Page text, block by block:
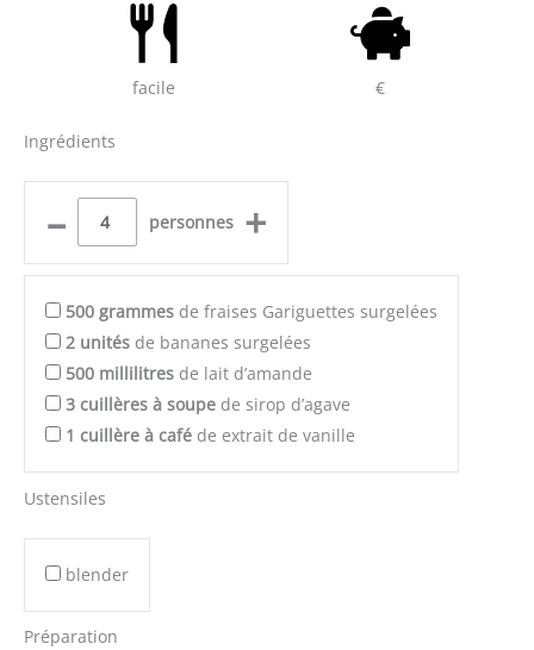
facile €
Ingrédients
– personnes +
500 grammes de fraises Gariguettes surgelées
2 unités de bananes surgelées
500 millilitres de lait d’amande
3 cuillères à soupe de sirop d’agave
1 cuillère à café de extrait de vanille
Ustensiles
blender
Préparation